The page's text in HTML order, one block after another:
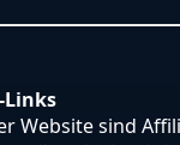
Website sind